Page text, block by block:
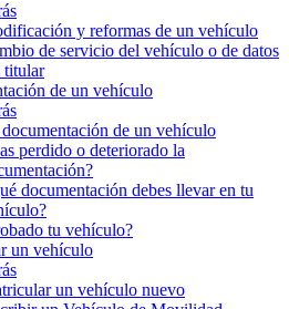
y reformas de un vehículo
de servicio del vehículo o de datos
titular
de un vehículo
de un vehículo
perdido o deteriorado la
documentación debes llevar en tu
tu vehículo?
un vehículo
un vehículo nuevo